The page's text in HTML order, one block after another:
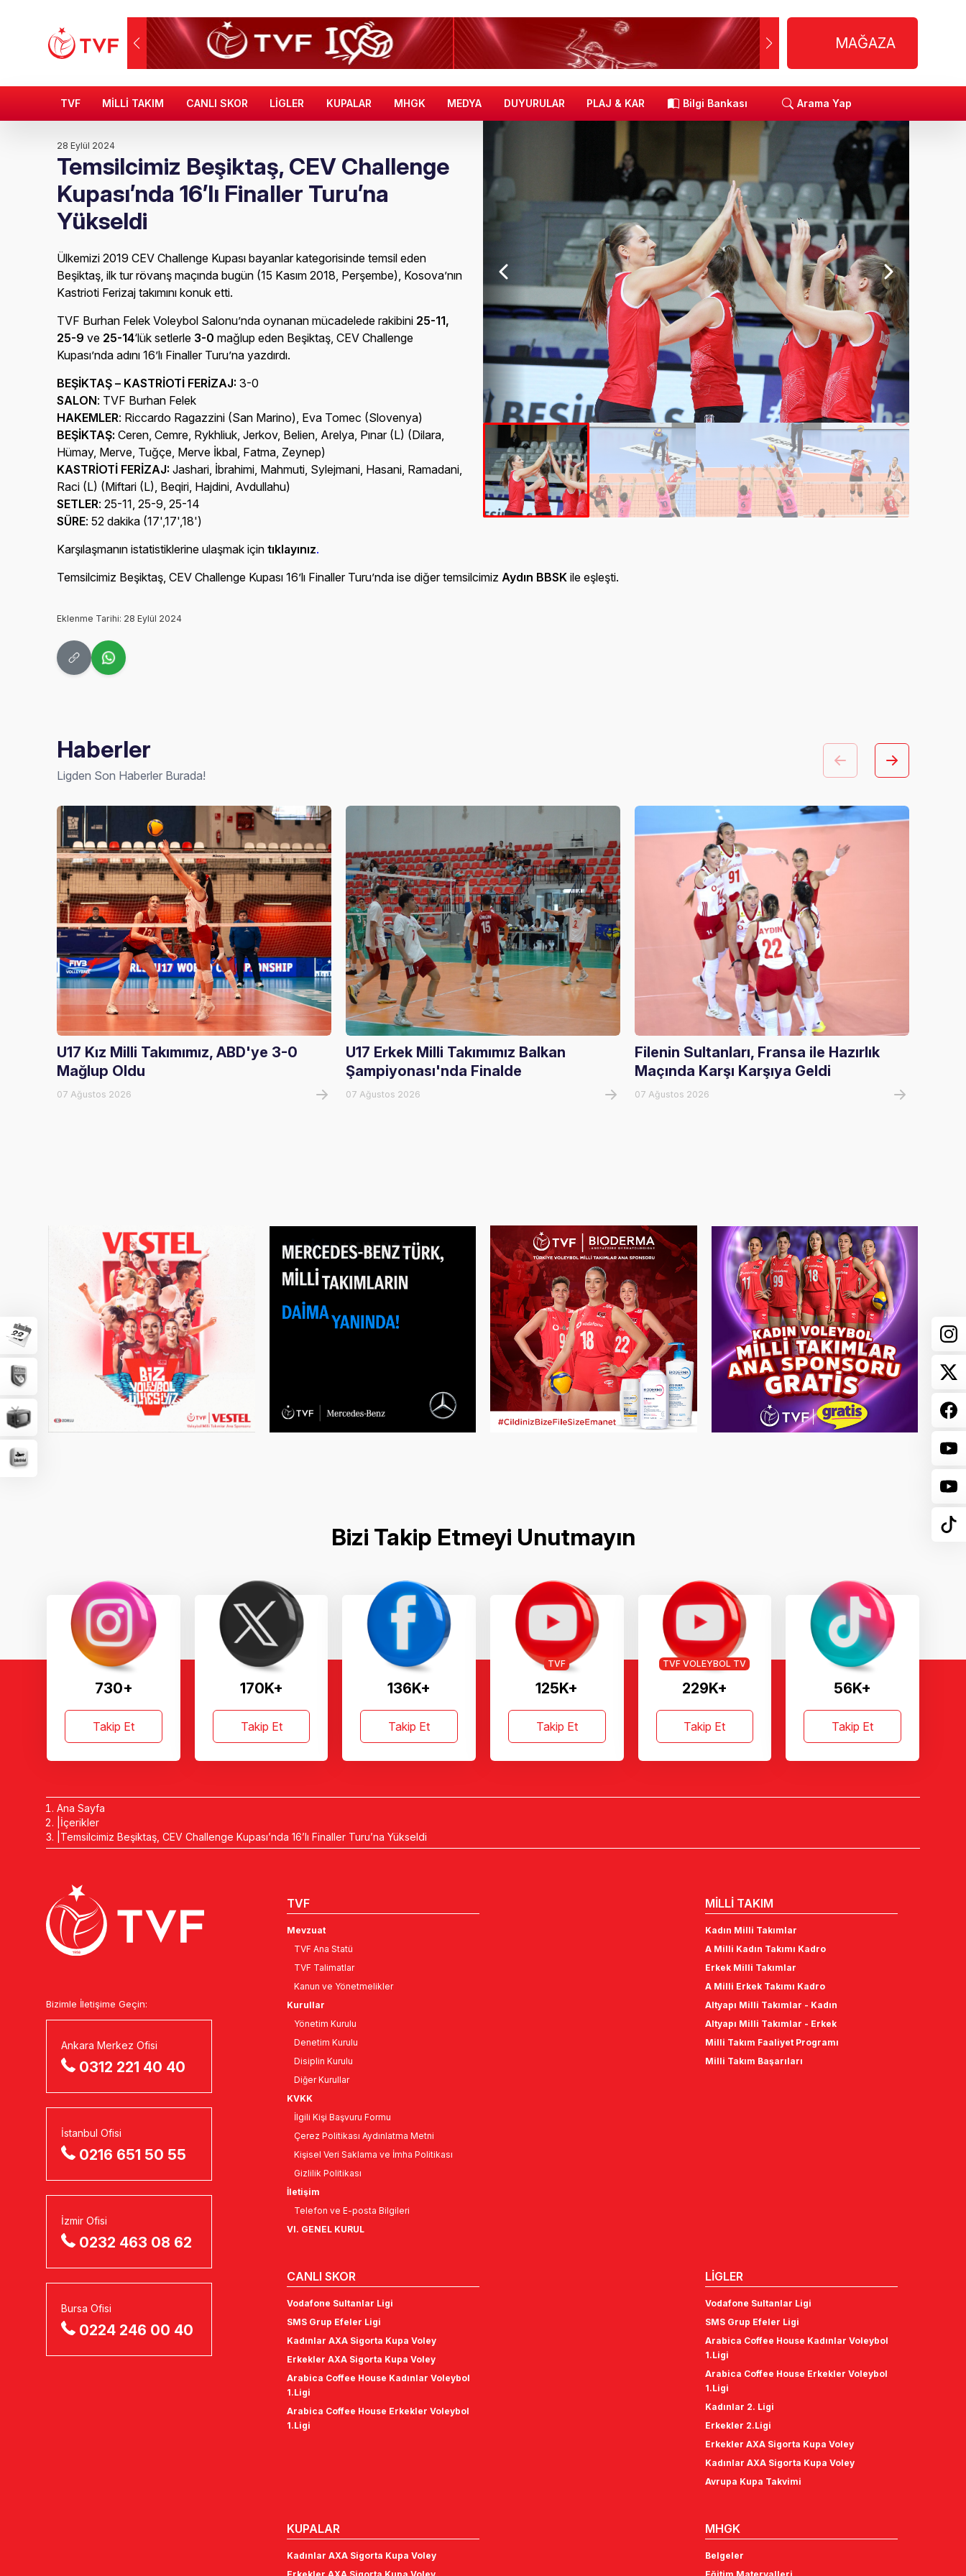
MAĞAZA
TVF MİLLİ TAKIM CANLI SKOR LİGLER KUPALAR MHGK MEDYA DUYURULAR PLAJ & KAR Bilgi Bankası Arama Yap
28 Eylül 2024
Temsilcimiz Beşiktaş, CEV Challenge
Kupası’nda 16’lı Finaller Turu’na
Yükseldi
Ülkemizi 2019 CEV Challenge Kupası bayanlar kategorisinde temsil eden
Beşiktaş, ilk tur rövanş maçında bugün (15 Kasım 2018, Perşembe), Kosova’nın
Kastrioti Ferizaj takımını konuk etti.
TVF Burhan Felek Voleybol Salonu’nda oynanan mücadelede rakibini 25-11,
25-9 ve 25-14‘lük setlerle 3-0 mağlup eden Beşiktaş, CEV Challenge
Kupası’nda adını 16’lı Finaller Turu’na yazdırdı.
BEŞİKTAŞ – KASTRİOTİ FERİZAJ: 3-0
SALON: TVF Burhan Felek
HAKEMLER: Riccardo Ragazzini (San Marino), Eva Tomec (Slovenya)
BEŞİKTAŞ:Ceren, Cemre, Rykhliuk, Jerkov, Belien, Arelya, Pınar (L) (Dilara,
Hümay, Merve, Tuğçe, Merve İkbal, Fatma, Zeynep)
KASTRİOTİ FERİZAJ:Jashari, İbrahimi, Mahmuti, Sylejmani, Hasani, Ramadani,
Raci (L) (Miftari (L), Beqiri, Hajdini, Avdullahu)
SETLER: 25-11, 25-9, 25-14
SÜRE: 52 dakika (17',17',18')
Karşılaşmanın istatistiklerine ulaşmak içintıklayınız.
Temsilcimiz Beşiktaş, CEV Challenge Kupası 16’lı Finaller Turu’nda ise diğer temsilcimizAydın BBSK ile eşleşti.
Eklenme Tarihi: 28 Eylül 2024
Haberler
Ligden Son Haberler Burada!
U17 Kız Milli Takımımız, ABD'ye 3-0
Mağlup Oldu
07 Ağustos 2026
U17 Erkek Milli Takımımız Balkan
Şampiyonası'nda Finalde
07 Ağustos 2026
Filenin Sultanları, Fransa ile Hazırlık
Maçında Karşı Karşıya Geldi
07 Ağustos 2026
Bizi Takip Etmeyi Unutmayın
730+
Takip Et
170K+
Takip Et
136K+
Takip Et
125K+
TVF
Takip Et
229K+
TVF VOLEYBOL TV
Takip Et
56K+
Takip Et
Ana Sayfa
İçerikler
Temsilcimiz Beşiktaş, CEV Challenge Kupası’nda 16’lı Finaller Turu’na Yükseldi
Bizimle İletişime Geçin:
Ankara Merkez Ofisi
0312 221 40 40
İstanbul Ofisi
0216 651 50 55
İzmir Ofisi
0232 463 08 62
Bursa Ofisi
0224 246 00 40
TVF
Mevzuat
TVF Ana Statü
TVF Talimatlar
Kanun ve Yönetmelikler
Kurullar
Yönetim Kurulu
Denetim Kurulu
Disiplin Kurulu
Diğer Kurullar
KVKK
İlgili Kişi Başvuru Formu
Çerez Politikası Aydınlatma Metni
Kişisel Veri Saklama ve İmha Politikası
Gizlilik Politikası
İletişim
Telefon ve E-posta Bilgileri
VI. GENEL KURUL
MİLLİ TAKIM
Kadın Milli Takımlar
A Milli Kadın Takımı Kadro
Erkek Milli Takımlar
A Milli Erkek Takımı Kadro
Altyapı Milli Takımlar - Kadın
Altyapı Milli Takımlar - Erkek
Milli Takım Faaliyet Programı
Milli Takım Başarıları
CANLI SKOR
Vodafone Sultanlar Ligi
SMS Grup Efeler Ligi
Kadınlar AXA Sigorta Kupa Voley
Erkekler AXA Sigorta Kupa Voley
Arabica Coffee House Kadınlar Voleybol
1.Ligi
Arabica Coffee House Erkekler Voleybol
1.Ligi
LİGLER
Vodafone Sultanlar Ligi
SMS Grup Efeler Ligi
Arabica Coffee House Kadınlar Voleybol
1.Ligi
Arabica Coffee House Erkekler Voleybol
1.Ligi
Kadınlar 2. Ligi
Erkekler 2.Ligi
Erkekler AXA Sigorta Kupa Voley
Kadınlar AXA Sigorta Kupa Voley
Avrupa Kupa Takvimi
KUPALAR
Kadınlar AXA Sigorta Kupa Voley
MHGK
Belgeler